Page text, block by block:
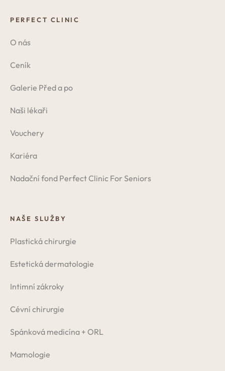
PERFECT CLINIC
O nás
Ceník
Galerie Před a po
Naši lékaři
Vouchery
Kariéra
Nadační fond Perfect Clinic For Seniors
NAŠE SLUŽBY
Plastická chirurgie
Estetická dermatologie
Intimní zákroky
Cévní chirurgie
Spánková medicína + ORL
Mamologie